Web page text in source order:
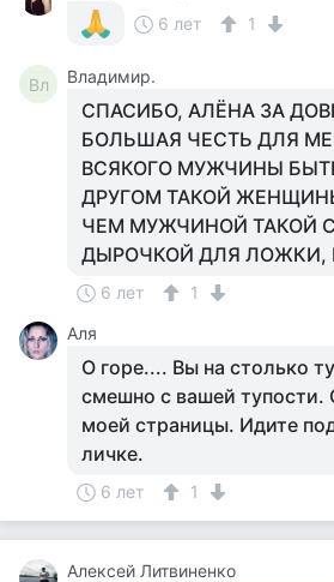
6 лет
1
Вл Владимир.
СПАСИБО, АЛЁНА ЗА
БОЛЬШАЯ ЧЕСТЬ ДЛЯ
ВСЯКОГО МУЖЧИНЫ
ДРУГОМ ТАКОЙ
ЧЕМ МУЖЧИНОЙ ТАКОЙ
ДЫРОЧКОЙ ДЛЯ ЛОЖКИ,
6 лет
1
Аля
О горе.... Вы на столько
смешно с вашей тупости.
моей страницы. Идите
личке.
6 лет 1
Алексей Литвиненко